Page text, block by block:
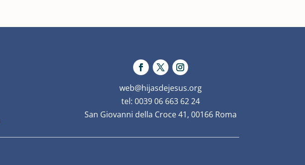
web@hijasdejesus.org
tel: 0039 06 663 62 24
San Giovanni della Croce 41, 00166 Roma